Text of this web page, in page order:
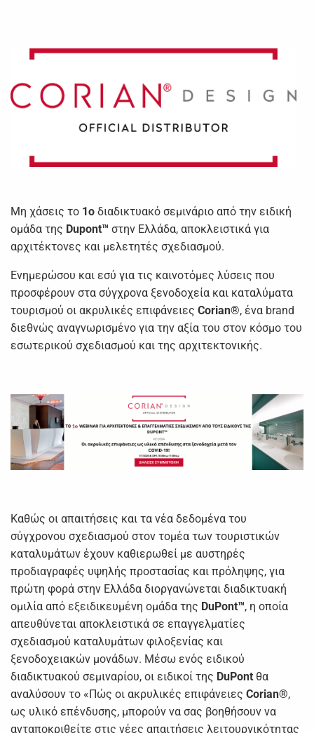
Μη χάσεις το 1ο διαδικτυακό σεμινάριο από την ειδική
ομάδα της Dupont™ στην Ελλάδα, αποκλειστικά για
αρχιτέκτονες και μελετητές σχεδιασμού.
Ενημερώσου και εσύ για τις καινοτόμες λύσεις που
προσφέρουν στα σύγχρονα ξενοδοχεία και καταλύματα
τουρισμού οι ακρυλικές επιφάνειες Corian®, ένα brand
διεθνώς αναγνωρισμένο για την αξία του στον κόσμο του
εσωτερικού σχεδιασμού και της αρχιτεκτονικής.
Καθώς οι απαιτήσεις και τα νέα δεδομένα του
σύγχρονου σχεδιασμού στον τομέα των τουριστικών
καταλυμάτων έχουν καθιερωθεί με αυστηρές
προδιαγραφές υψηλής προστασίας και πρόληψης, για
πρώτη φορά στην Ελλάδα διοργανώνεται διαδικτυακή
ομιλία από εξειδικευμένη ομάδα της DuPont™, η οποία
απευθύνεται αποκλειστικά σε επαγγελματίες
σχεδιασμού καταλυμάτων φιλοξενίας και
ξενοδοχειακών μονάδων. Μέσω ενός ειδικού
διαδικτυακού σεμιναρίου, οι ειδικοί της DuPont θα
αναλύσουν το «Πώς οι ακρυλικές επιφάνειες Corian®,
ως υλικό επένδυσης, μπορούν να σας βοηθήσουν να
ανταποκριθείτε στις νέες απαιτήσεις λειτουργικότητας